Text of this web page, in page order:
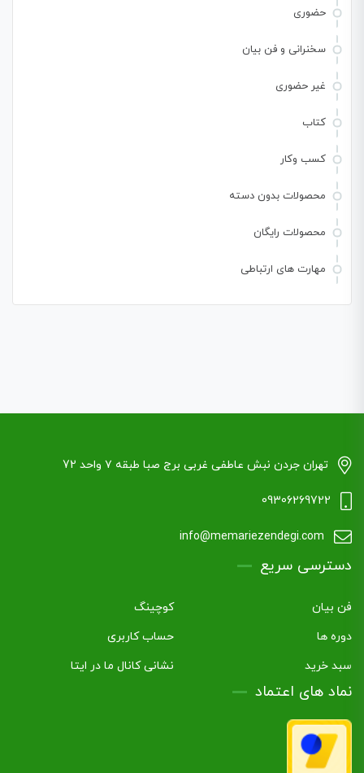
حضوری
سخنرانی و فن بیان
غیر حضوری
کتاب
کسب وکار
محصولات بدون دسته
محصولات رایگان
مهارت های ارتباطی
تهران جردن نبش عاطفی غربی برج صبا طبقه ۷ واحد 72
09306269722
info@memariezendegi.com
دسترسی سریع
فن بیان
کوچینگ
دوره ها
حساب کاربری
سبد خرید
نشانی کانال ما در ایتا
نماد های اعتماد